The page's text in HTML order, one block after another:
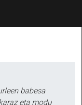
babesa
eta modu